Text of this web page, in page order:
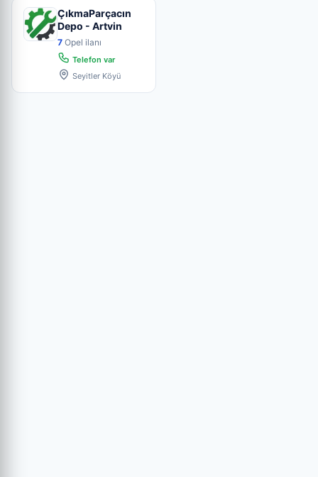
ÇıkmaParçacın
Depo - Artvin
7 Opel ilanı
Telefon var
Seyitler Köyü